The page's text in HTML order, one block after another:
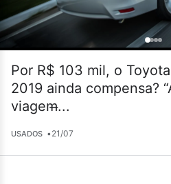
Por R$ 103 mil, o
2019 ainda compensa?
viagem̶...
USADOS •21/07